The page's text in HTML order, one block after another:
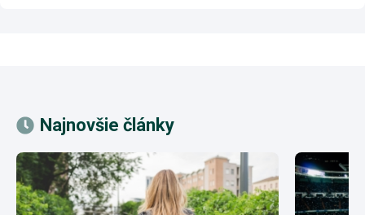
Najnovšie články